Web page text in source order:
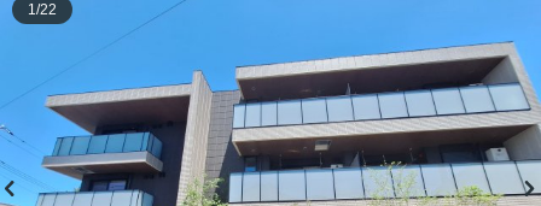
1/22